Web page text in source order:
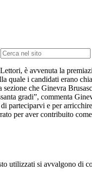
è avvenuta la
quale i candidati erano
sezione che Ginevra
gradi”, commenta
parteciparvi e per
per aver contribuito
utilizzati si avvalgono di